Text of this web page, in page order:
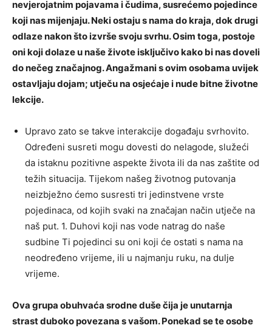
nevjerojatnim pojavama i čudima, susrećemo pojedince
koji nas mijenjaju. Neki ostaju s nama do kraja, dok drugi
odlaze nakon što izvrše svoju svrhu. Osim toga, postoje
oni koji dolaze u naše živote isključivo kako bi nas doveli
do nečeg značajnog. Angažmani s ovim osobama uvijek
ostavljaju dojam; utječu na osjećaje i nude bitne životne
lekcije.
Upravo zato se takve interakcije događaju svrhovito.
Određeni susreti mogu dovesti do nelagode, služeći
da istaknu pozitivne aspekte života ili da nas zaštite od
težih situacija. Tijekom našeg životnog putovanja
neizbježno ćemo susresti tri jedinstvene vrste
pojedinaca, od kojih svaki na značajan način utječe na
naš put. 1. Duhovi koji nas vode natrag do naše
sudbine Ti pojedinci su oni koji će ostati s nama na
neodređeno vrijeme, ili u najmanju ruku, na dulje
vrijeme.
Ova grupa obuhvaća srodne duše čija je unutarnja
strast duboko povezana s vašom. Ponekad se te osobe